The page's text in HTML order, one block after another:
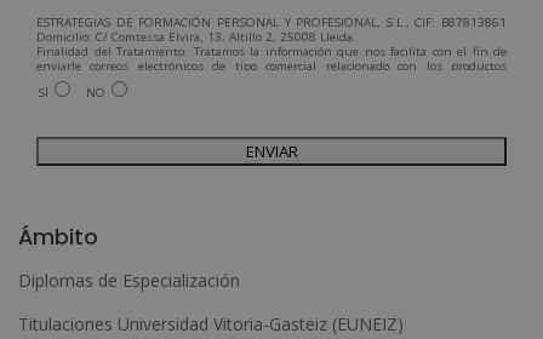
ESTRATEGIAS DE FORMACIÓN PERSONAL Y PROFESIONAL, S.L., CIF: B87813861
Domicilio: C/ Comtessa Elvira, 13, Altillo 2, 25008 Lleida.
Finalidad del Tratamiento: Tratamos la información que nos facilita con el fin de
enviarle correos electrónicos de tipo comercial relacionado con los productos
ofrecidos y otros tipo de productos que fueran de su interés.
Legitimación del tratamiento: Consentimiento del interesado.
Para más información consulte nuestra Política de Privacidad.
Desea recibir información comercial (vía telefónica y/o email):
SÍ NO
e
r
Ámbito
Diplomas de Especialización
Titulaciones Universidad Vitoria-Gasteiz (EUNEIZ)